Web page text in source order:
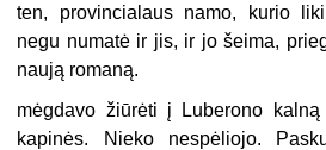
ten, provincialaus namo, kurio
negu numatė ir jis, ir jo šeima,
naują romaną.
mėgdavo žiūrėti į Luberono
kapinės. Nieko nespėliojo.